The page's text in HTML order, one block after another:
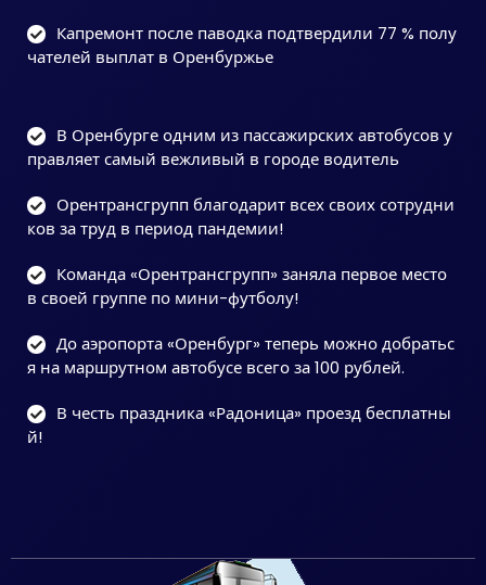
Капремонт после паводка подтвердили 77 % полу
чателей выплат в Оренбуржье
В Оренбурге одним из пассажирских автобусов у
правляет самый вежливый в городе водитель
Орентрансгрупп благодарит всех своих сотрудни
ков за труд в период пандемии!
Команда «Орентрансгрупп» заняла первое место
в своей группе по мини-футболу!
До аэропорта «Оренбург» теперь можно добратьс
я на маршрутном автобусе всего за 100 рублей.
В честь праздника «Радоница» проезд бесплатны
й!